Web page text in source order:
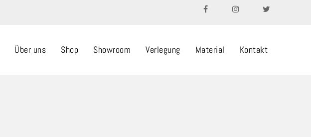
Über uns Shop Showroom Verlegung Material Kontakt